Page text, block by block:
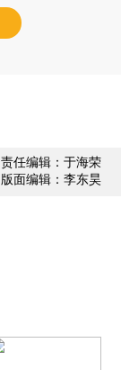
责任编辑：于海荣
版面编辑：李东昊